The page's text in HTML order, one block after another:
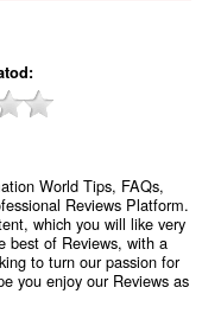
World Tips, FAQs,
Reviews Platform.
which you will like very
best of Reviews, with a
to turn our passion for
you enjoy our Reviews as